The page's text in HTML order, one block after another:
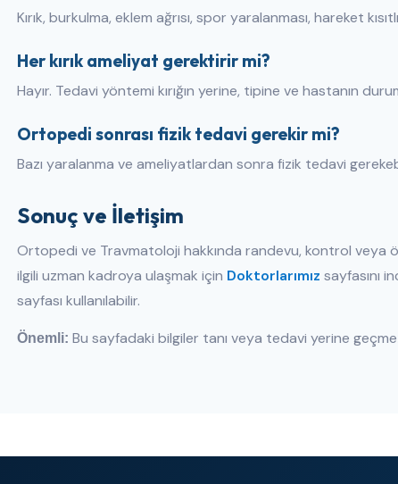
Kırık, burkulma, eklem ağrısı, spor yaralanması, hareket
Her kırık ameliyat gerektirir mi?
Hayır. Tedavi yöntemi kırığın yerine, tipine ve hastanın
Ortopedi sonrası fizik tedavi gerekir mi?
Bazı yaralanma ve ameliyatlardan sonra fizik tedavi
Sonuç ve İletişim
Ortopedi ve Travmatoloji hakkında randevu, kontrol veya
ilgili uzman kadroya ulaşmak için Doktorlarımız sayfasını
sayfası kullanılabilir.
Önemli: Bu sayfadaki bilgiler tanı veya tedavi yerine